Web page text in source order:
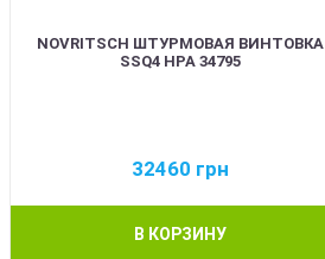
NOVRITSCH ШТУРМОВАЯ ВИНТОВКА
SSQ4 HPA 34795
32460 грн
В КОРЗИНУ